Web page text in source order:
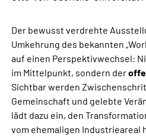
Der bewusst verdrehte
Umkehrung des bekannten
auf einen Perspektivwechsel:
im Mittelpunkt, sondern der
Sichtbar werden
Gemeinschaft und gelebte
lädt dazu ein, den
vom ehemaligen Industrieareal